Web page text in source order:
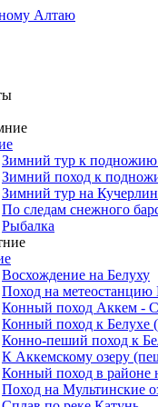
Зимний тур к подножию
Зимний поход к
Зимний тур на
По следам снежного
Рыбалка
Восхождение на Белуху
Поход на метеостанцию
Конный поход Аккем -
Конный поход к Белухе
Конно-пеший поход к
К Аккемскому озеру
Конный поход в районе
Поход на Мультинские